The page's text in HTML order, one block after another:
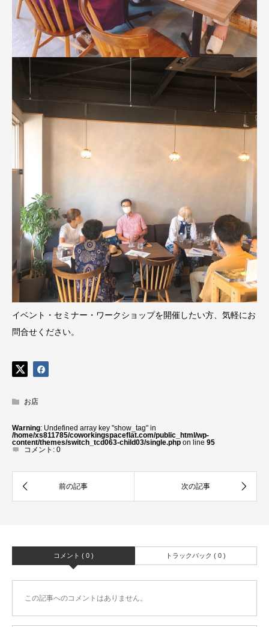
イベント・セミナー・ワークショップを開催したい方、気軽にお
問合せください。
お店
Warning: Undefined array key "show_tag" in
/home/xs811785/coworkingspaceflat.com/public_html/wp-
content/themes/switch_tcd063-child03/single.php on line 95
コメント: 0
コメント ( 0 ) トラックバック ( 0 )
この記事へのコメントはありません。